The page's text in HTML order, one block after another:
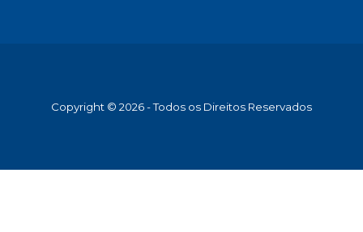
Copyright © 2026 - Todos os Direitos Reservados